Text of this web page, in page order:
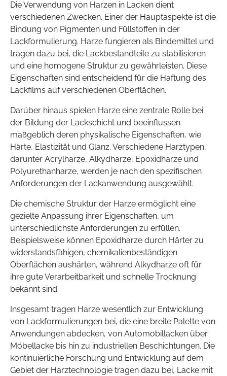
Die Verwendung von Harzen in Lacken dient
verschiedenen Zwecken. Einer der Hauptaspekte ist die
Bindung von Pigmenten und Füllstoffen in der
Lackformulierung. Harze fungieren als Bindemittel und
tragen dazu bei, die Lackbestandteile zu stabilisieren
und eine homogene Struktur zu gewährleisten. Diese
Eigenschaften sind entscheidend für die Haftung des
Lackfilms auf verschiedenen Oberflächen.
Darüber hinaus spielen Harze eine zentrale Rolle bei
der Bildung der Lackschicht und beeinflussen
maßgeblich deren physikalische Eigenschaften, wie
Härte, Elastizität und Glanz. Verschiedene Harztypen,
darunter Acrylharze, Alkydharze, Epoxidharze und
Polyurethanharze, werden je nach den spezifischen
Anforderungen der Lackanwendung ausgewählt.
Die chemische Struktur der Harze ermöglicht eine
gezielte Anpassung ihrer Eigenschaften, um
unterschiedlichste Anforderungen zu erfüllen.
Beispielsweise können Epoxidharze durch Härter zu
widerstandsfähigen, chemikalienbeständigen
Oberflächen aushärten, während Alkydharze oft für
ihre gute Verarbeitbarkeit und schnelle Trocknung
bekannt sind.
Insgesamt tragen Harze wesentlich zur Entwicklung
von Lackformulierungen bei, die eine breite Palette von
Anwendungen abdecken, von Automobillacken über
Möbellacke bis hin zu industriellen Beschichtungen. Die
kontinuierliche Forschung und Entwicklung auf dem
Gebiet der Harztechnologie tragen dazu bei, Lacke mit